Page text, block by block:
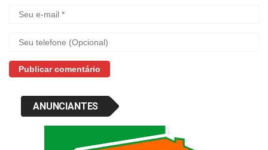
ANUNCIANTES